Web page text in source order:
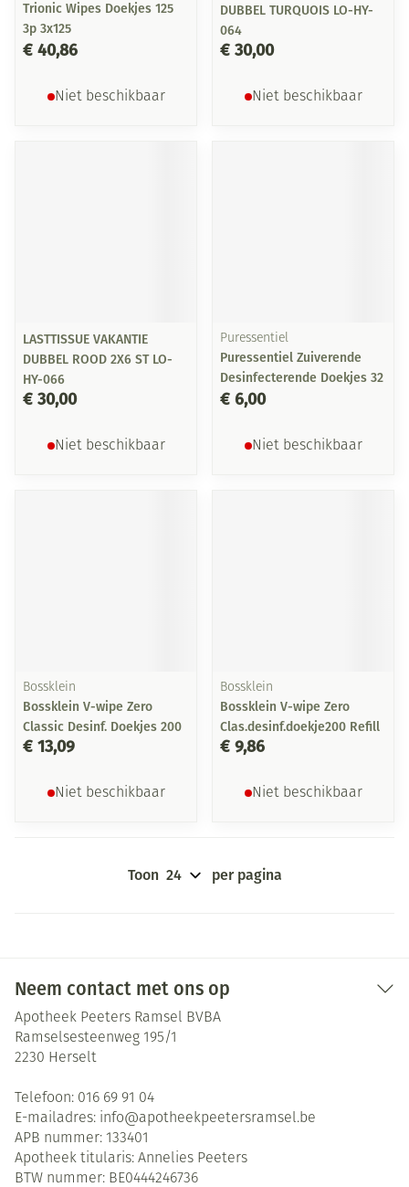
Trionic Wipes Doekjes 125
3p 3x125
€ 40,86
Niet beschikbaar
DUBBEL TURQUOIS LO-HY-
064
€ 30,00
Niet beschikbaar
LASTTISSUE VAKANTIE
DUBBEL ROOD 2X6 ST LO-
HY-066
€ 30,00
Niet beschikbaar
Puressentiel
Puressentiel Zuiverende
Desinfecterende Doekjes 32
€ 6,00
Niet beschikbaar
Bossklein
Bossklein V-wipe Zero
Classic Desinf. Doekjes 200
€ 13,09
Niet beschikbaar
Bossklein
Bossklein V-wipe Zero
Clas.desinf.doekje200 Refill
€ 9,86
Niet beschikbaar
Toon per pagina
Neem contact met ons op
Apotheek Peeters Ramsel BVBA
Ramselsesteenweg 195/1
2230 Herselt
Telefoon: 016 69 91 04
E-mailadres: info@apotheekpeetersramsel.be
APB nummer: 133401
Apotheek titularis: Annelies Peeters
BTW nummer: BE0444246736